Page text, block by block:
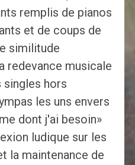
remplis de pianos
et de coups de
similitude
redevance musicale
singles hors
les uns envers
dont j'ai besoin»
ludique sur les
la maintenance de